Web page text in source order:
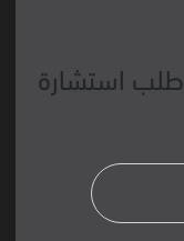
طلب استشارة